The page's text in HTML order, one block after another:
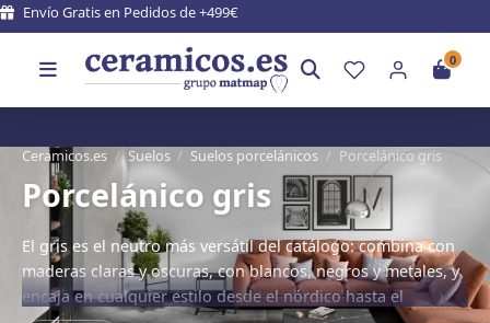
Entrega en 5 - 9 días laborales
0
Ceramicos.es / Suelos / Suelos porcelánicos / Porcelánico gris
Porcelánico gris
El gris es el neutro más versátil del catálogo: combina con
maderas claras y oscuras, con blancos, negros y metales, y
encaja en cualquier estilo desde el nórdico hasta el